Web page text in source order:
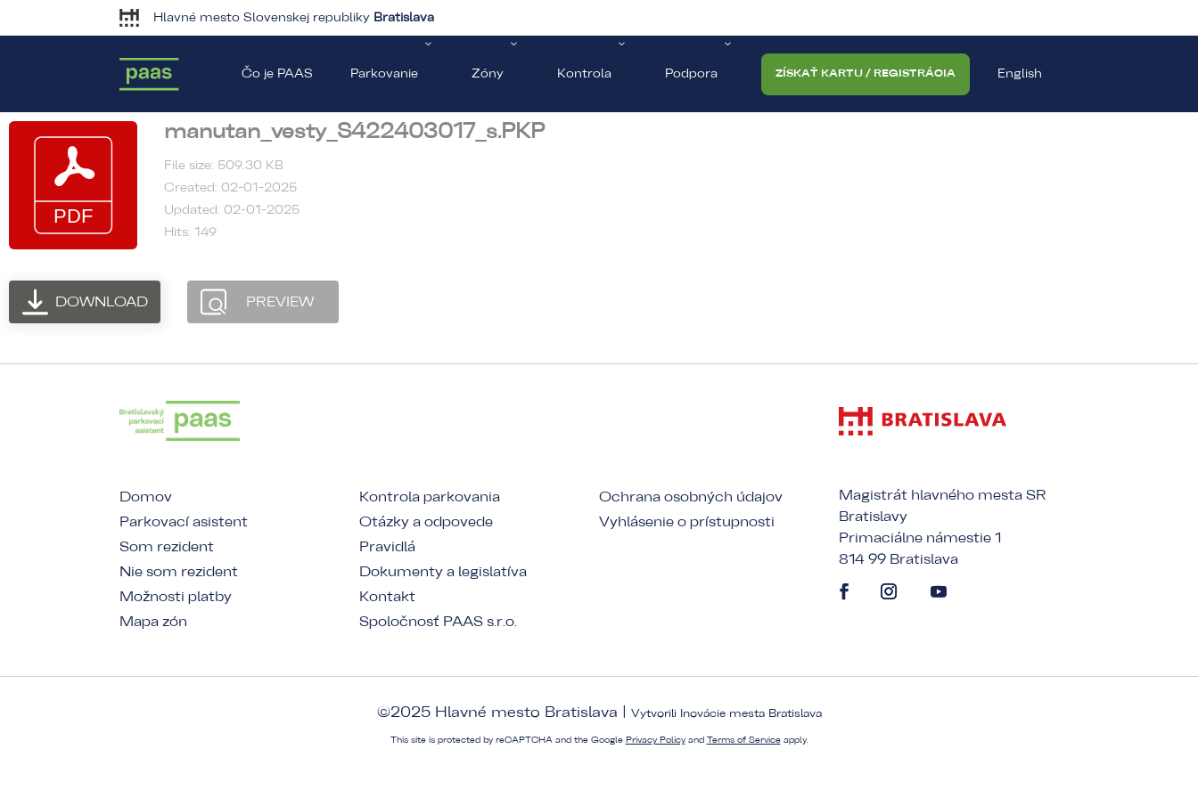
Hlavné mesto Slovenskej republiky Bratislava
Čo je PAAS Parkovanie Zóny Kontrola Podpora ZÍSKAŤ KARTU / REGISTRÁCIA English
manutan_vesty_S422403017_s.PKP
File size: 509.30 KB
Created: 02-01-2025
Updated: 02-01-2025
Hits: 149
DOWNLOAD PREVIEW
Domov
Parkovací asistent
Som rezident
Nie som rezident
Možnosti platby
Mapa zón
Kontrola parkovania
Otázky a odpovede
Pravidlá
Dokumenty a legislatíva
Kontakt
Spoločnosť PAAS s.r.o.
Ochrana osobných údajov
Vyhlásenie o prístupnosti
Magistrát hlavného mesta SR
Bratislavy
Primaciálne námestie 1
814 99 Bratislava
©2025 Hlavné mesto Bratislava | Vytvorili Inovácie mesta Bratislava
This site is protected by reCAPTCHA and the Google Privacy Policyand Terms of Serviceapply.